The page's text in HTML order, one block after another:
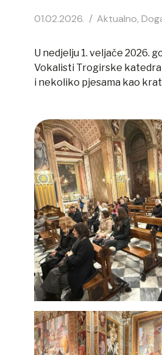
01.02.2026. Aktualno,
U nedjelju 1. veljače 2026.
Vokalisti Trogirske
i nekoliko pjesama kao